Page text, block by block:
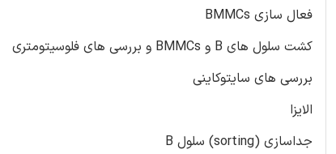
فعال سازی BMMCs
کشت سلول های B و BMMCs و بررسی های فلوسیتومتری
بررسی های سایتوکاینی
الایزا
جداسازی (sorting) سلول B